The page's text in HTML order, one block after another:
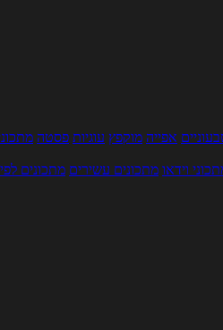
אפייה מוקפץ עוגיות פסטה
וידאו מתכונים עשירים מתכונים